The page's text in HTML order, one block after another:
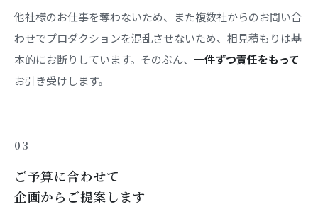
他社様のお仕事を奪わないため、また複数社からのお問い合
わせでプロダクションを混乱させないため、相見積もりは基
本的にお断りしています。そのぶん、 一件ずつ責任をもって
お引き受けします。
03
ご予算に合わせて
企画からご提案します